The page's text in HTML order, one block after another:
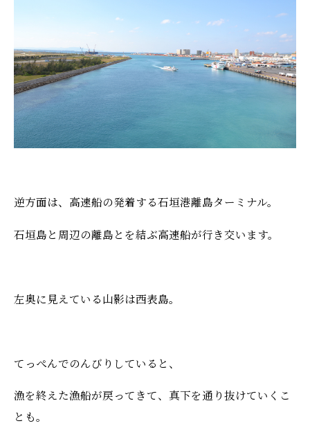
逆方面は、高速船の発着する石垣港離島ターミナル。
石垣島と周辺の離島とを結ぶ高速船が行き交います。
左奥に見えている山影は西表島。
てっぺんでのんびりしていると、
漁を終えた漁船が戻ってきて、真下を通り抜けていくこ
とも。